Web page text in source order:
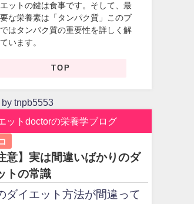
ットの鍵は食事です。そして、最
な栄養素は「タンパク質」このブ
はタンパク質の重要性を詳しく解
います。
TOP
by tnpb5553
ットdoctorの栄養学ブログ
意】実は間違いばかりのダ
トの常識
ダイエット方法が間違って